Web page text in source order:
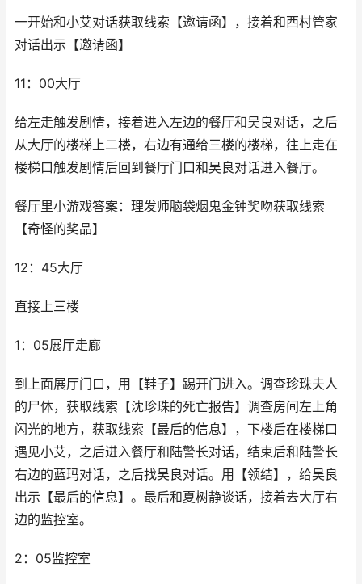
一开始和小艾对话获取线索【邀请函】，接着和西村管家
对话出示【邀请函】
11：00大厅
给左走触发剧情，接着进入左边的餐厅和吴良对话，之后
从大厅的楼梯上二楼，右边有通给三楼的楼梯，往上走在
楼梯口触发剧情后回到餐厅门口和吴良对话进入餐厅。
餐厅里小游戏答案：理发师脑袋烟鬼金钟奖吻获取线索
【奇怪的奖品】
12：45大厅
直接上三楼
1：05展厅走廊
到上面展厅门口，用【鞋子】踢开门进入。调查珍珠夫人
的尸体，获取线索【沈珍珠的死亡报告】调查房间左上角
闪光的地方，获取线索【最后的信息】，下楼后在楼梯口
遇见小艾，之后进入餐厅和陆警长对话，结束后和陆警长
右边的蓝玛对话，之后找吴良对话。用【领结】，给吴良
出示【最后的信息】。最后和夏树静谈话，接着去大厅右
边的监控室。
2：05监控室